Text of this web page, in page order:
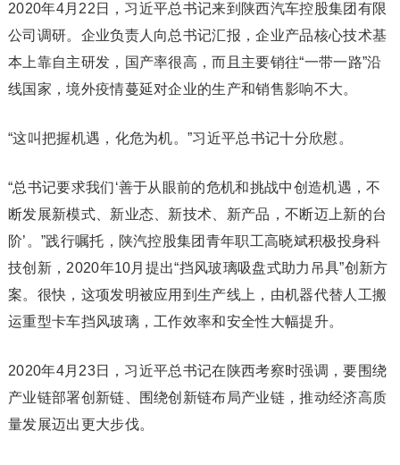
2020年4月22日，习近平总书记来到陕西汽车控股集团有限
公司调研。企业负责人向总书记汇报，企业产品核心技术基
本上靠自主研发，国产率很高，而且主要销往“一带一路”沿
线国家，境外疫情蔓延对企业的生产和销售影响不大。
“这叫把握机遇，化危为机。”习近平总书记十分欣慰。
“总书记要求我们‘善于从眼前的危机和挑战中创造机遇，不
断发展新模式、新业态、新技术、新产品，不断迈上新的台
阶’。”践行嘱托，陕汽控股集团青年职工高晓斌积极投身科
技创新，2020年10月提出“挡风玻璃吸盘式助力吊具”创新方
案。很快，这项发明被应用到生产线上，由机器代替人工搬
运重型卡车挡风玻璃，工作效率和安全性大幅提升。
2020年4月23日，习近平总书记在陕西考察时强调，要围绕
产业链部署创新链、围绕创新链布局产业链，推动经济高质
量发展迈出更大步伐。